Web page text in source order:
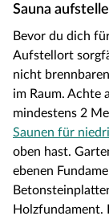
Sauna
Bevor du dich
Aufstellort
nicht
im Raum. Achte
mindestens 2
Saunen für
oben hast.
ebenen
Holzfundament.